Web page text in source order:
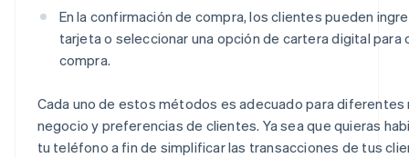
En la confirmación de compra, los clientes pueden
tarjeta o seleccionar una opción de cartera digital para
compra.
Cada uno de estos métodos es adecuado para
negocio y preferencias de clientes. Ya sea que quieras
tu teléfono a fin de simplificar las transacciones de tus